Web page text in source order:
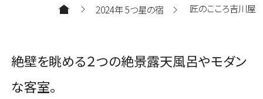
2024年 5つ星の宿 匠のこころ吉川屋
絶壁を眺める２つの絶景露天風呂やモダン
な客室。